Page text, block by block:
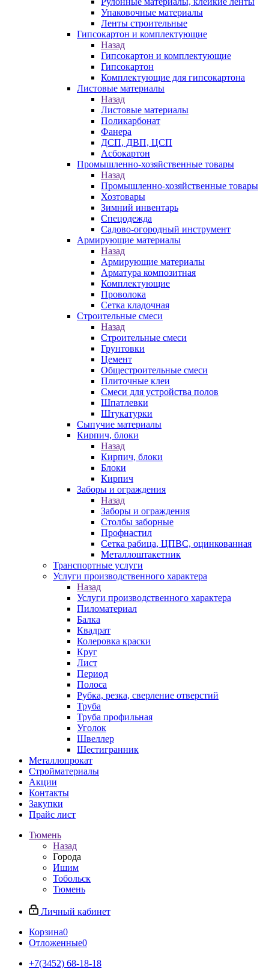
Упаковочные материалы
Ленты строительные
Гипсокартон и комплектующие
Назад
Гипсокартон и комплектующие
Гипсокартон
Комплектующие для гипсокартона
Листовые материалы
Назад
Листовые материалы
Поликарбонат
Фанера
ДСП, ДВП, ЦСП
Асбокартон
Промышленно-хозяйственные товары
Назад
Промышленно-хозяйственные товары
Хозтовары
Зимний инвентарь
Спецодежда
Садово-огородный инструмент
Армирующие материалы
Назад
Армирующие материалы
Арматура композитная
Комплектующие
Проволока
Сетка кладочная
Строительные смеси
Назад
Строительные смеси
Грунтовки
Цемент
Общестроительные смеси
Плиточные клеи
Смеси для устройства полов
Шпатлевки
Штукатурки
Сыпучие материалы
Кирпич, блоки
Назад
Кирпич, блоки
Блоки
Кирпич
Заборы и ограждения
Назад
Заборы и ограждения
Столбы заборные
Профнастил
Сетка рабица, ЦПВС, оцинкованная
Металлоштакетник
Транспортные услуги
Услуги производственного характера
Назад
Услуги производственного характера
Пиломатериал
Балка
Квадрат
Колеровка краски
Круг
Лист
Период
Полоса
Рубка, резка, сверление отверстий
Труба
Труба профильная
Уголок
Швеллер
Шестигранник
Металлопрокат
Стройматериалы
Акции
Контакты
Закупки
Прайс лист
Тюмень
Назад
Города
Ишим
Тобольск
Тюмень
Личный кабинет
Корзина0
Отложенные0
+7(3452) 68-18-18